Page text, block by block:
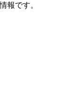
報です。